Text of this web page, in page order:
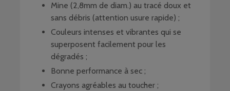
Mine (2,8mm de diam.) au tracé doux et
sans débris (attention usure rapide) ;
Couleurs intenses et vibrantes qui se
superposent facilement pour les
dégradés ;
Bonne performance à sec ;
Crayons agréables au toucher ;